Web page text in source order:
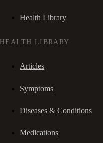
Health Library
HEALTH LIBRARY
Articles
Symptoms
Diseases & Conditions
Medications